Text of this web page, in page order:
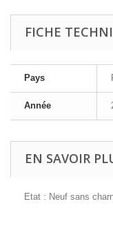
FICHE
Pays
Année
EN SAVOIR
Etat : Neuf sans